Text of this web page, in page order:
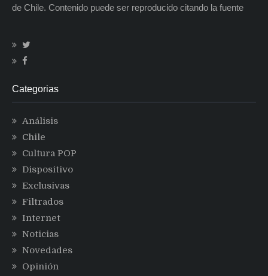
de Chile. Contenido puede ser reproducido citando la fuente
Categorias
Análisis
Chile
Cultura POP
Dispositivo
Exclusivas
Filtrados
Internet
Noticias
Novedades
Opinión